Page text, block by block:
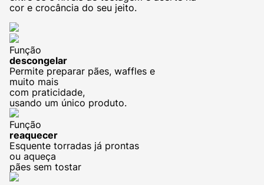
cor e crocância do seu jeito.
Função
descongelar
Permite preparar pães, waffles e
muito mais
com praticidade,
usando um único produto.
Função
reaquecer
Esquente torradas já prontas
ou aqueça
pães sem tostar